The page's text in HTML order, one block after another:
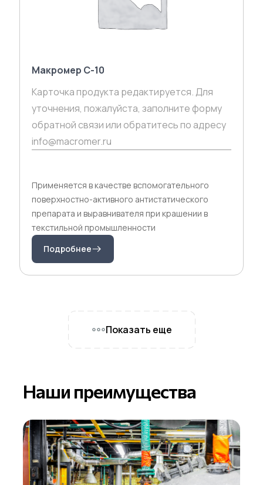
Макромер С-10
Карточка продукта редактируется. Для
уточнения, пожалуйста, заполните форму
обратной связи или обратитесь по адресу
info@macromer.ru
Применяется в качестве вспомогательного
поверхностно-активного антистатического
препарата и выравнивателя при крашении в
текстильной промышленности
Подробнее
Показать еще
Наши преимущества